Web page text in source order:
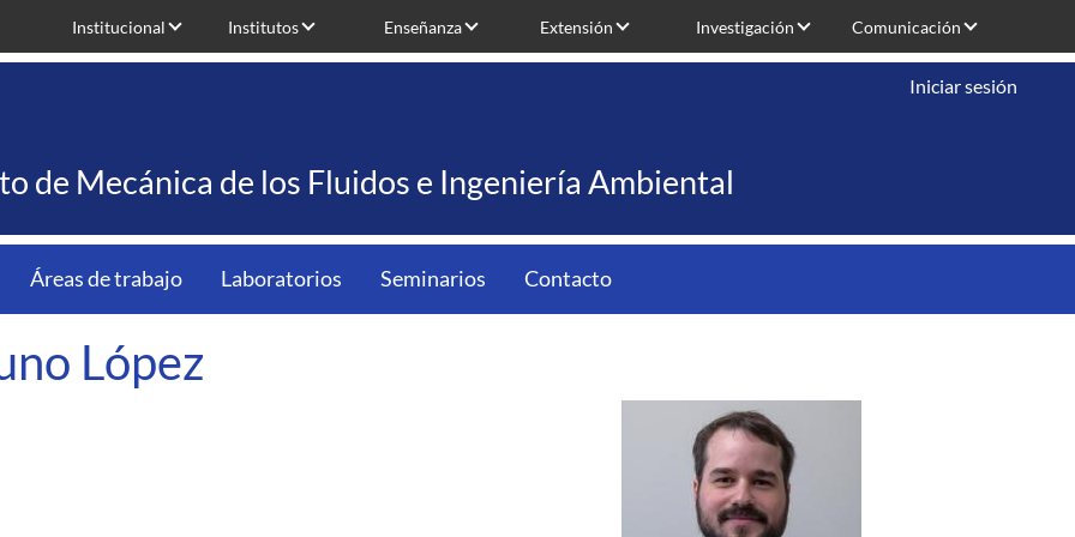
Institucional Institutos Enseñanza Extensión Investigación Comunicación
de Mecánica de los Fluidos e Ingeniería Ambiental
Iniciar sesión
Áreas de trabajo Laboratorios Seminarios Contacto
López